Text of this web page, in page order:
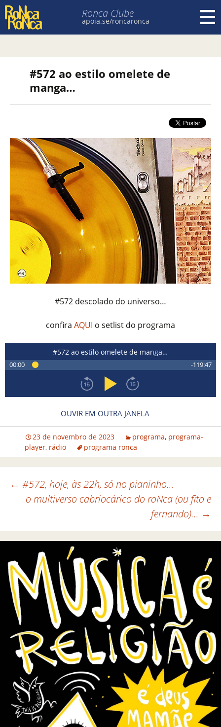
Ronca Clube
apoia.se/roncaronca
#572 ao estilo omelete de
manga…
#572 descolado do universo…
confira AQUI o setlist do programa
00:00 -119:47
#572 ao estilo omelete de manga…
OUVIR EM OUTRA JANELA
23 de novembro de 2023 programa, programa-
player, rádio programa ronca
Navegação de posts
← #572, hoje, às 22h, só no pianinho…
o multiverso cabriocárico do roNca (ou fito e
fernando)… →